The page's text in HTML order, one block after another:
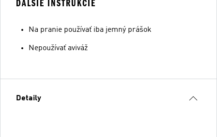
ĎALŠIE INŠTRUKCIE
Na pranie používať iba jemný prášok
Nepoužívať aviváž
Detaily